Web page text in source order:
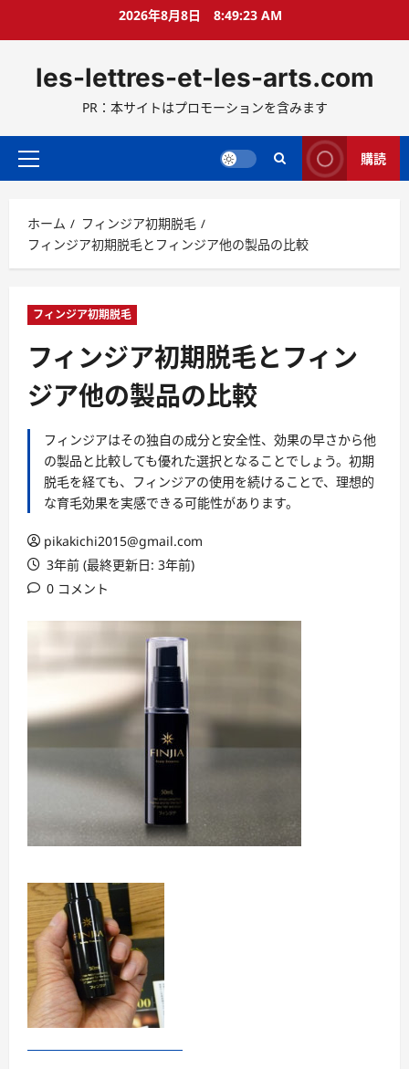
ス
ッ
2026年8月8日 8:49:25 AM
les-lettres-et-les-arts.com
PR：本サイトはプロモーションを含みます
メ
メ
ニ
ュ
購読
ホーム
フィンジア初期脱毛
フィンジア初期脱毛とフィンジア他の製品の比較
フィンジア初期脱毛
フィンジア初期脱毛とフィン
ジア他の製品の比較
フィンジアはその独自の成分と安全性、効果の早さから他
の製品と比較しても優れた選択となることでしょう。初期
脱毛を経ても、フィンジアの使用を続けることで、理想的
な育毛効果を実感できる可能性があります。
pikakichi2015@gmail.com
3年前 (最終更新日: 3年前)
0 コメント